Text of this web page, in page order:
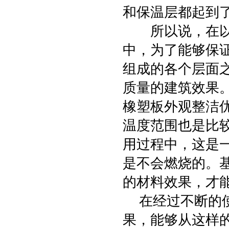
和保温层都起到
所以说，在以
中，为了能够保
组成的各个层面
质量的建筑效果
橡塑板外观整洁
温度范围也是比
用过程中，这是
是不会燃烧的。
的材料效果，才
在经过不断的
果，能够从这样